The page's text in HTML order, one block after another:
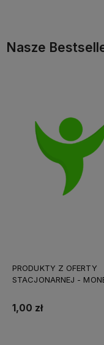
Nasze
PRODUKTY Z OFERTY
STACJONARNEJ -
1,00 zł